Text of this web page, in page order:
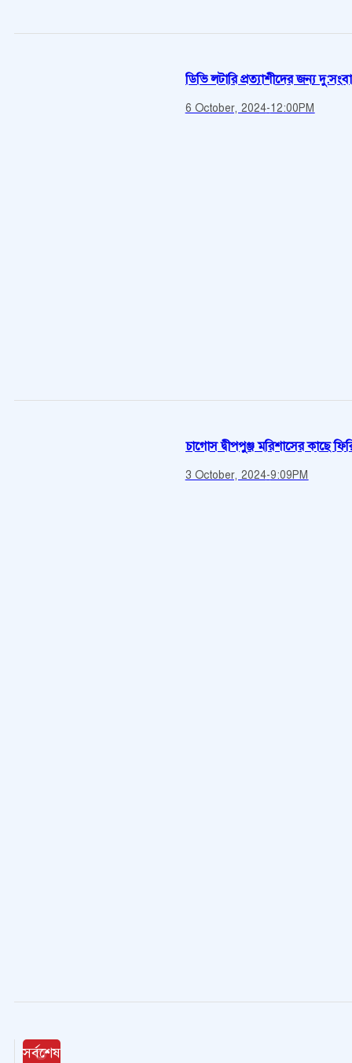
ডিভি লটারি প্রত্যাশীদের জন্য
6 October, 2024-12:00PM
চাগোস দ্বীপপুঞ্জ মরিশাসের কাছে
3 October, 2024-9:09PM
সর্বশেষ